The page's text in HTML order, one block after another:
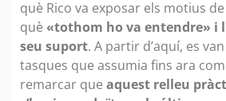
què Rico va exposar els motius
què «tothom ho va entendre» i
seu suport. A partir d’aquí, es
tasques que assumia fins ara
remarcar que aquest relleu